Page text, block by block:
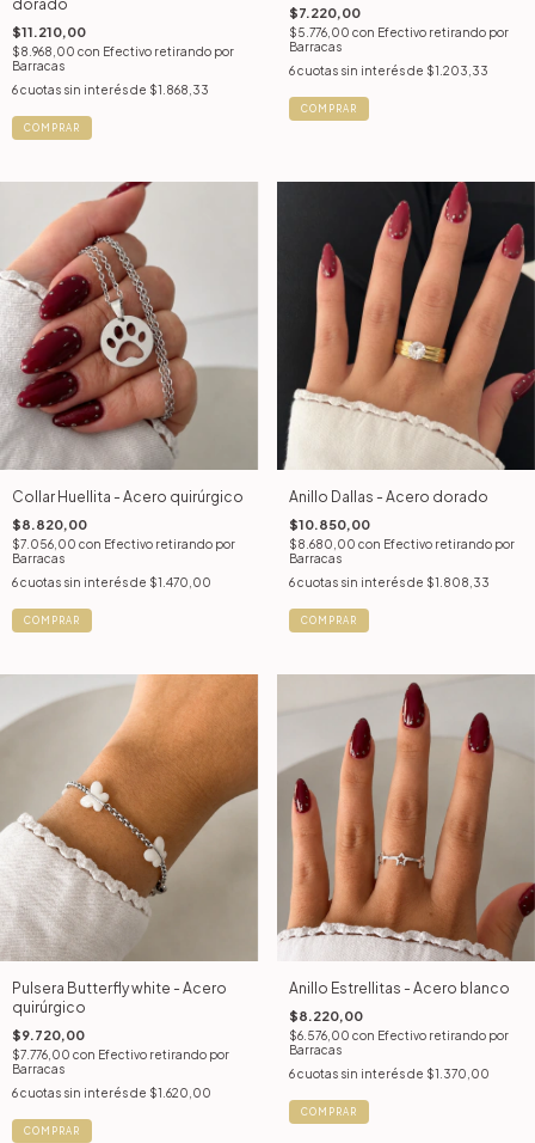
dorado
$11.210,00
$8.968,00 con Efectivo retirando por
Barracas
6cuotas sin interés de $1.868,33
COMPRAR
$7.220,00
$5.776,00 con Efectivo retirando por
Barracas
6 cuotas sin interés de $1.203,33
COMPRAR
Collar Huellita - Acero quirúrgico
$8.820,00
$7.056,00 con Efectivo retirando por
Barracas
6cuotas sin interés de $1.470,00
COMPRAR
Anillo Dallas - Acero dorado
$10.850,00
$8.680,00 con Efectivo retirando por
Barracas
6 cuotas sin interés de $1.808,33
COMPRAR
Pulsera Butterfly white - Acero
quirúrgico
$9.720,00
$7.776,00 con Efectivo retirando por
Barracas
6cuotas sin interés de $1.620,00
COMPRAR
Anillo Estrellitas - Acero blanco
$8.220,00
$6.576,00 con Efectivo retirando por
Barracas
6 cuotas sin interés de $1.370,00
COMPRAR